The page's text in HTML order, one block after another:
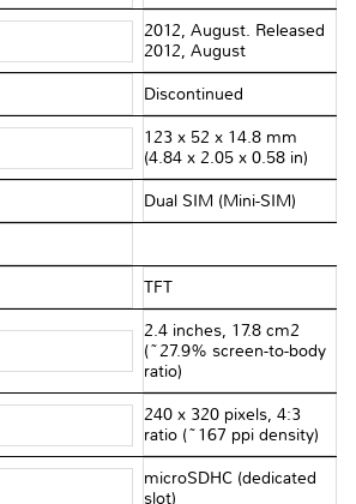
2012, August. Released
2012, August
Discontinued
123 x 52 x 14.8 mm
(4.84 x 2.05 x 0.58 in)
Dual SIM (Mini-SIM)
TFT
2.4 inches, 17.8 cm2
(~27.9% screen-to-body
ratio)
240 x 320 pixels, 4:3
ratio (~167 ppi density)
microSDHC (dedicated
slot)